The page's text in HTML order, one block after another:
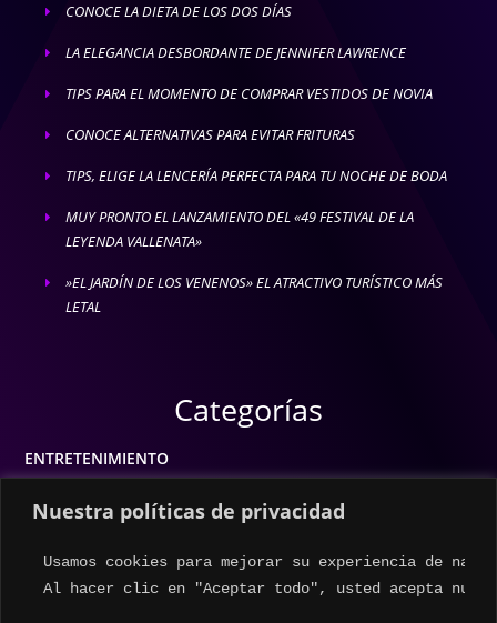
Nuestra políticas de privacidad
Usamos cookies para mejorar su experiencia de
Al hacer clic en "Aceptar todo", usted acepta
E CONOCE LA DIETA DE LOS DOS DÍAS
E LA ELEGANCIA DESBORDANTE DE JENNIFER LAWRENCE
E TIPS PARA EL MOMENTO DE COMPRAR VESTIDOS DE NOVIA
E CONOCE ALTERNATIVAS PARA EVITAR FRITURAS
E TIPS, ELIGE LA LENCERÍA PERFECTA PARA TU NOCHE DE BODA
E
MUY PRONTO EL LANZAMIENTO DEL «49 FESTIVAL DE LA
LEYENDA VALLENATA»
E
»EL JARDÍN DE LOS VENENOS» EL ATRACTIVO TURÍSTICO MÁS
LETAL
Categorías
ENTRETENIMIENTO
ESTILO DE VIDA